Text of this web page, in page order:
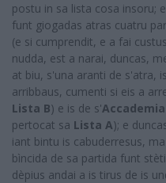
postu in sa lista cosa insoru;
funt giogadas atras cuatru
(e si cumprendit, e a fai
nudda, est a narai, duncas,
at biu, s'una aranti de s'atra,
arribbaus, cumenti si eis a
Lista B) e is de s'
pertocat sa Lista A); e
iant bintu is cabuderresus,
bìncida de sa partida funt
dèpius andai a is tirus de is